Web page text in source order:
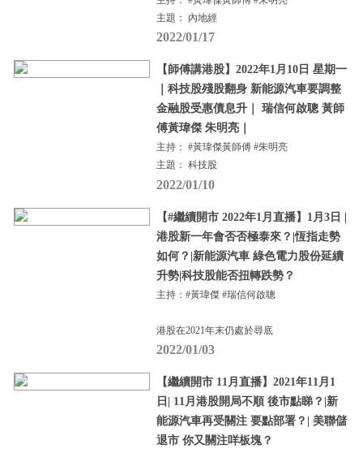
主題： 內地經
2022/01/17
【師傅講港股】2022年1月10日 星期一
｜科技股殘股翻身 新能源汽車要調整
金融股受惠債息升｜ 瑞信何啟聰 黃師
傅黃瑋傑 朱明亮｜
主持： #黃瑋傑黃師傅 #朱明亮
主題： 科技股
2022/01/10
【#繼續開市 2022年1月直播】1月3日 |
港股新一年會否否極泰來？|恆指走勢
如何？|新能源汽車 綠色電力股份延續
升勢|科技股能否扭轉跌勢？
主持：#黃瑋傑 #瑞信何啟聰
港股在2021年末仍處於尋底
2022/01/03
【繼續開市 11月直播】2021年11月1
日| 11月港股開局不順 後市點睇？|新
能源汽車再受關注 要點部署？| 美聯儲
退市 你又關注咩板塊？